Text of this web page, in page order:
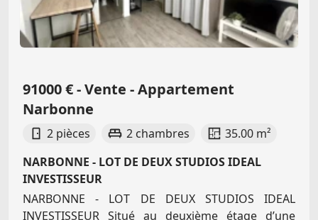
91000 € - Vente - Appartement
Narbonne
2 pièces 2 chambres
35.00 m²
NARBONNE - LOT DE DEUX STUDIOS IDEAL
INVESTISSEUR
NARBONNE - LOT DE DEUX STUDIOS IDEAL
INVESTISSEUR Situé au deuxième étage d’une